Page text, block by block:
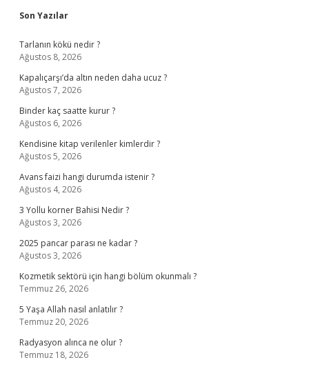
Sidebar
Son Yazılar
Tarlanın kökü nedir ?
Ağustos 8, 2026
Kapalıçarşı’da altın neden daha ucuz ?
Ağustos 7, 2026
Binder kaç saatte kurur ?
Ağustos 6, 2026
Kendisine kitap verilenler kimlerdir ?
Ağustos 5, 2026
Avans faizi hangi durumda istenir ?
Ağustos 4, 2026
3 Yollu korner Bahisi Nedir ?
Ağustos 3, 2026
2025 pancar parası ne kadar ?
Ağustos 3, 2026
Kozmetik sektörü için hangi bölüm okunmalı ?
Temmuz 26, 2026
5 Yaşa Allah nasıl anlatılır ?
Temmuz 20, 2026
Radyasyon alınca ne olur ?
Temmuz 18, 2026